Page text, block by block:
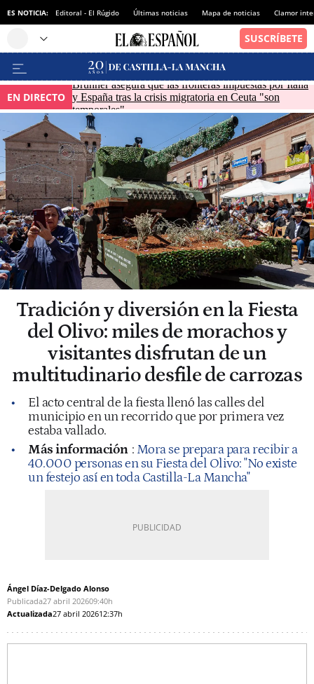
ES NOTICIA: Editoral - El Rúgido Últimas noticias Mapa de noticias Clamor
EN DIRECTO
Brunner asegura que las fronteras impuestas por Italia
y España tras la crisis migratoria en Ceuta "son
temporales"
Tradición y diversión en la Fiesta
del Olivo: miles de morachos y
visitantes disfrutan de un
multitudinario desfile de carrozas
El acto central de la fiesta llenó las calles del
municipio en un recorrido que por primera vez
estaba vallado.
Más información : Mora se prepara para recibir a
40.000 personas en su Fiesta del Olivo: "No existe
un festejo así en toda Castilla-La Mancha"
Ángel Díaz-Delgado Alonso
Publicada27 abril 202609:40h
Actualizada27 abril 202612:37h